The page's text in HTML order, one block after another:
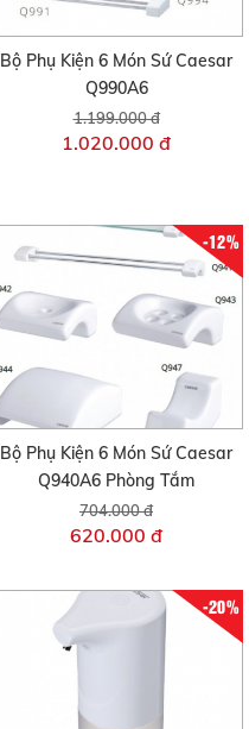
Bộ Phụ Kiện 6 Món Sứ Caesar
Q990A6
1.199.000 đ
1.020.000 đ
-12%
Bộ Phụ Kiện 6 Món Sứ Caesar
Q940A6 Phòng Tắm
704.000 đ
620.000 đ
-20%